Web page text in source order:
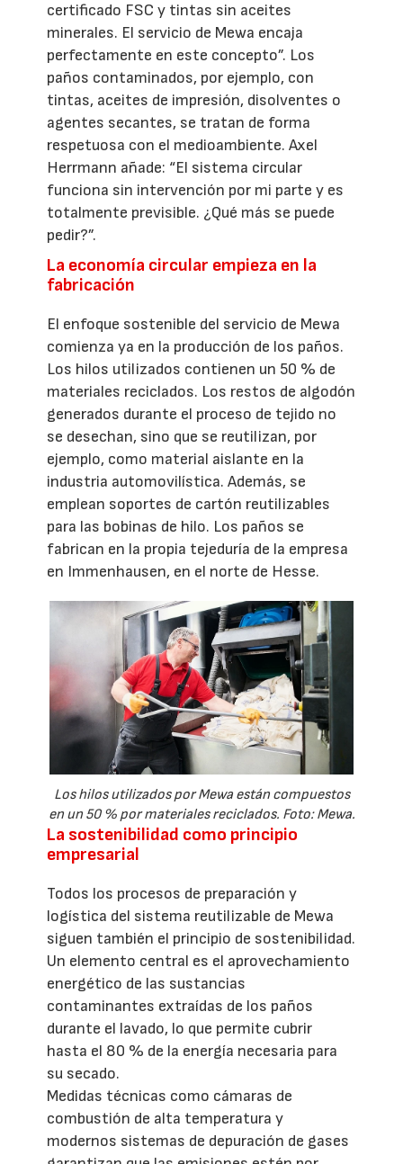
certificado FSC y tintas sin aceites
minerales. El servicio de Mewa encaja
perfectamente en este concepto”. Los
paños contaminados, por ejemplo, con
tintas, aceites de impresión, disolventes o
agentes secantes, se tratan de forma
respetuosa con el medioambiente. Axel
Herrmann añade: “El sistema circular
funciona sin intervención por mi parte y es
totalmente previsible. ¿Qué más se puede
pedir?”.
La economía circular empieza en la
fabricación
El enfoque sostenible del servicio de Mewa
comienza ya en la producción de los paños.
Los hilos utilizados contienen un 50 % de
materiales reciclados. Los restos de algodón
generados durante el proceso de tejido no
se desechan, sino que se reutilizan, por
ejemplo, como material aislante en la
industria automovilística. Además, se
emplean soportes de cartón reutilizables
para las bobinas de hilo. Los paños se
fabrican en la propia tejeduría de la empresa
en Immenhausen, en el norte de Hesse.
Los hilos utilizados por Mewa están compuestos
en un 50 % por materiales reciclados. Foto: Mewa.
La sostenibilidad como principio
empresarial
Todos los procesos de preparación y
logística del sistema reutilizable de Mewa
siguen también el principio de sostenibilidad.
Un elemento central es el aprovechamiento
energético de las sustancias
contaminantes extraídas de los paños
durante el lavado, lo que permite cubrir
hasta el 80 % de la energía necesaria para
su secado.
Medidas técnicas como cámaras de
combustión de alta temperatura y
modernos sistemas de depuración de gases